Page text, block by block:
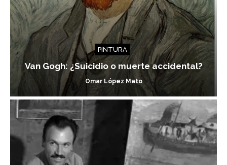
PINTURA
Van Gogh: ¿Suicidio o muerte accidental?
Omar López Mato